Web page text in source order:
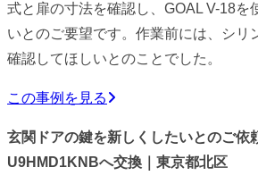
式と扉の寸法を確認し、GOAL V-18を
いとのご要望です。作業前には、シリ
確認してほしいとのことでした。
この事例を見る
玄関ドアの鍵を新しくしたいとのご依
U9HMD1KNBへ交換｜東京都北区